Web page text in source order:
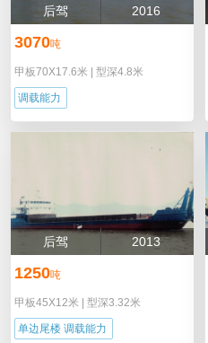
后驾 2016
3070吨
甲板70X17.6米 型深4.8米
调载能力
后驾 2013
1250吨
甲板45X12米 型深3.32米
单边尾楼 调载能力